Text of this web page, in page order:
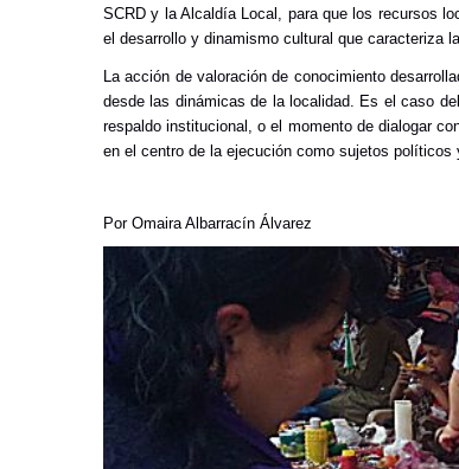
SCRD y la Alcaldía Local, para que los recursos
el desarrollo y dinamismo cultural que caracteriza
La acción de valoración de conocimiento
desde las dinámicas de la localidad. Es el caso
respaldo institucional, o el momento de dialogar
en el centro de la ejecución como sujetos
Por Omaira Albarracín Álvarez